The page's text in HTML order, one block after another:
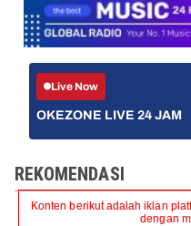
Live Now
OKEZONE LIVE 24 JAM